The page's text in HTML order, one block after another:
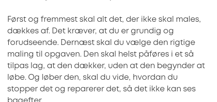
Først og fremmest skal alt det, der ikke skal males,
dækkes af. Det kræver, at du er grundig og
forudseende. Dernæst skal du vælge den rigtige
maling til opgaven. Den skal helst påføres i et så
tilpas lag, at den dækker, uden at den begynder at
løbe. Og løber den, skal du vide, hvordan du
stopper det og reparerer det, så det ikke kan ses